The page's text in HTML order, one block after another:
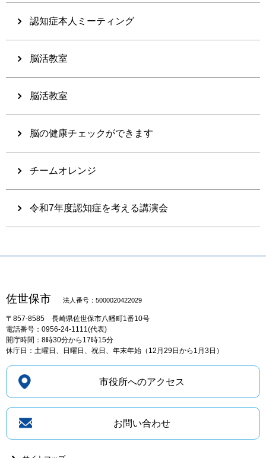
認知症本人ミーティング
脳活教室
脳活教室
脳の健康チェックができます
チームオレンジ
令和7年度認知症を考える講演会
佐世保市 法人番号：5000020422029
〒857-8585 長崎県佐世保市八幡町1番10号
電話番号：0956-24-1111(代表)
開庁時間：8時30分から17時15分
休庁日：土曜日、日曜日、祝日、年末年始（12月29日から1月3日）
市役所へのアクセス
お問い合わせ